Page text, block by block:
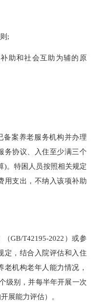
;
助和社会互助为辅的原
备案养老服务机构并办理
务协议、入住至少满三个
)。特困人员按照相关规定
用支出，不纳入该项补助
（GB/T42195-2022 ）或参
定，结合入院评估和入住
机构老年人能力情况，
级别，并每半年开展一次
展能力评估）。